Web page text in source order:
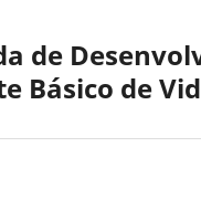
de
Básico de